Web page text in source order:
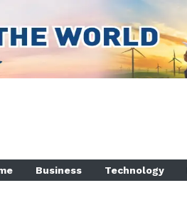
Business Technology